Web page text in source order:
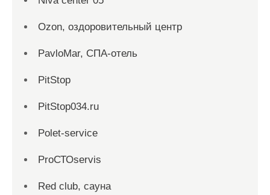
Ozon, оздоровительный центр
PavloMar, СПА-отель
PitStop
PitStop034.ru
Polet-service
ProСТОservis
Red сlub, сауна